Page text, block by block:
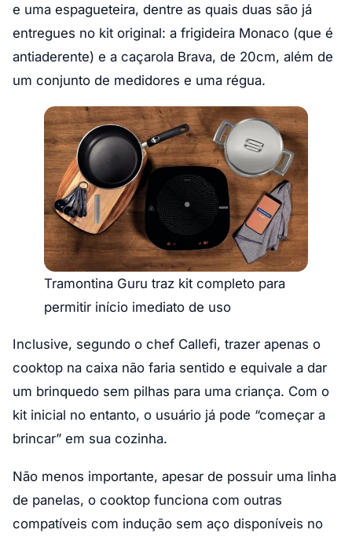
e uma espagueteira, dentre as quais duas são já
entregues no kit original: a frigideira Monaco (que é
antiaderente) e a caçarola Brava, de 20cm, além de
um conjunto de medidores e uma régua.
Tramontina Guru traz kit completo para
permitir início imediato de uso
Inclusive, segundo o chef Callefi, trazer apenas o
cooktop na caixa não faria sentido e equivale a dar
um brinquedo sem pilhas para uma criança. Com o
kit inicial no entanto, o usuário já pode “começar a
brincar” em sua cozinha.
Não menos importante, apesar de possuir uma linha
de panelas, o cooktop funciona com outras
compatíveis com indução sem aço disponíveis no